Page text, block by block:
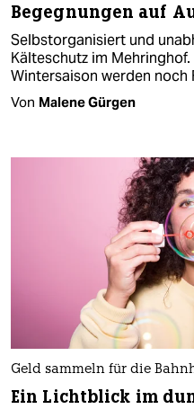
Begegnungen auf
Selbstorganisiert und
Kälteschutz im
Wintersaison werden noch
Von Malene Gürgen
Geld sammeln für die
Ein Lichtblick im